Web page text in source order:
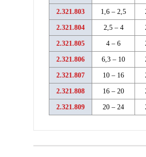
2.321.803 1,6 – 2,5
2.321.804 2,5 – 4
2.321.805 4 – 6
2.321.806 6,3 – 10
2.321.807 10 – 16
2.321.808 16 – 20
2.321.809 20 – 24